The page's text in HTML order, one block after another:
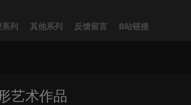
列 其他系列 反馈留言 B站链接
艺术作品